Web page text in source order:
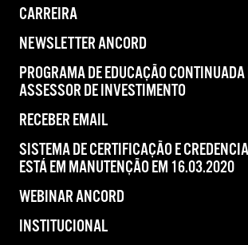
CARREIRA
NEWSLETTER ANCORD
PROGRAMA DE EDUCAÇÃO
ASSESSOR DE INVESTIMENTO
RECEBER EMAIL
SISTEMA DE CERTIFICAÇÃO E
ESTÁ EM MANUTENÇÃO EM 16.03.2020
WEBINAR ANCORD
INSTITUCIONAL